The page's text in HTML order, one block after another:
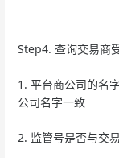
Step4. 查询交易商
1. 平台商公司的名
公司名字一致
2. 监管号是否与交